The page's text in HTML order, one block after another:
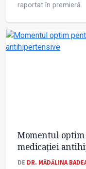
raportat în premieră.
Momentul
medicaţiei
DE DR. MĂDĂLINA